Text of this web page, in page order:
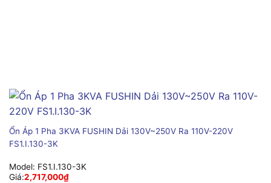
Ổn Áp 1 Pha 3KVA FUSHIN Dải 130V~250V Ra 110V-220V
FS1.I.130-3K
Model: FS1.I.130-3K
Giá:2,717,000₫